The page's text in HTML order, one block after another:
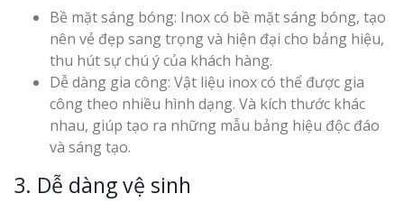
Bề mặt sáng bóng: Inox có bề mặt sáng bóng, tạo
nên vẻ đẹp sang trọng và hiện đại cho bảng hiệu,
thu hút sự chú ý của khách hàng.
Dễ dàng gia công: Vật liệu inox có thể được gia
công theo nhiều hình dạng. Và kích thước khác
nhau, giúp tạo ra những mẫu bảng hiệu độc đáo
và sáng tạo.
3. Dễ dàng vệ sinh
Làm Biển
Mica Tại Vinh Lấy
Làm biển
tại Vinh Nghệ An